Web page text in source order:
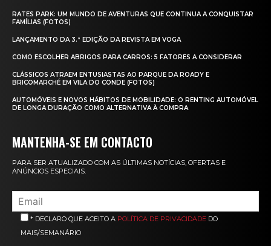
RATES PARK: UM MUNDO DE AVENTURAS QUE CONTINUA A CONQUISTAR
FAMÍLIAS (FOTOS)
LANÇAMENTO DA 3.ª EDIÇÃO DA REVISTA EM VOGA
COMO ESCOLHER ABRIGOS PARA CARROS: 5 FATORES A CONSIDERAR
CLÁSSICOS ATRAEM ENTUSIASTAS AO PARQUE DA ROADY E
BRICOMARCHÉ EM VILA DO CONDE (FOTOS)
AUTOMÓVEIS E NOVOS HÁBITOS DE MOBILIDADE: O RENTING AUTOMÓVEL
DE LONGA DURAÇÃO COMO ALTERNATIVA À COMPRA
MANTENHA-SE EM CONTACTO
PARA SER ATUALIZADO COM AS ÚLTIMAS NOTÍCIAS, OFERTAS E
ANÚNCIOS ESPECIAIS.
* DECLARO QUE ACEITO A POLÍTICA DE PRIVACIDADE DO
MAIS/SEMANÁRIO